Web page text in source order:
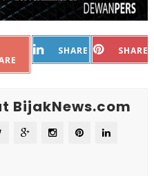
SHARE SHARE
BijakNews.com